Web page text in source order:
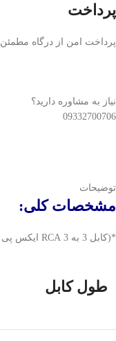
پرداخت
پرداخت امن از درگاه مطمئن
نیاز به مشاوره دارید؟
09332700706
توضیحات
مشخصات کلی:
*(کابل 3 به 3 RCA ایکس پی پروداکت طول 1.5 متر)*
طول کابل